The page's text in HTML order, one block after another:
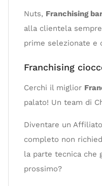
Nuts, Franchising
alla clientela
prime selezionate e
Franchising
Cerchi il miglior
palato! Un team di
Diventare un
completo non
la parte tecnica che
prossimo?